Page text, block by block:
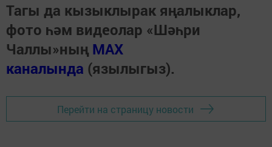
Тагы да кызыклырак яңалыклар,
фото һәм видеолар «Шәһри
Чаллы»ның MAX
каналында (язылыгыз).
Перейти на страницу новости